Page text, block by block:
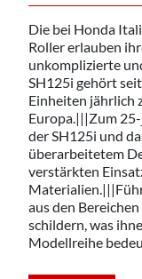
Die bei Honda
Roller erlauben
unkomplizierte
SH125i gehört
Einheiten jährlich
Europa.|||Zum
der SH125i und
überarbeitetem
verstärkten
aus den
schildern, was
Modellreihe